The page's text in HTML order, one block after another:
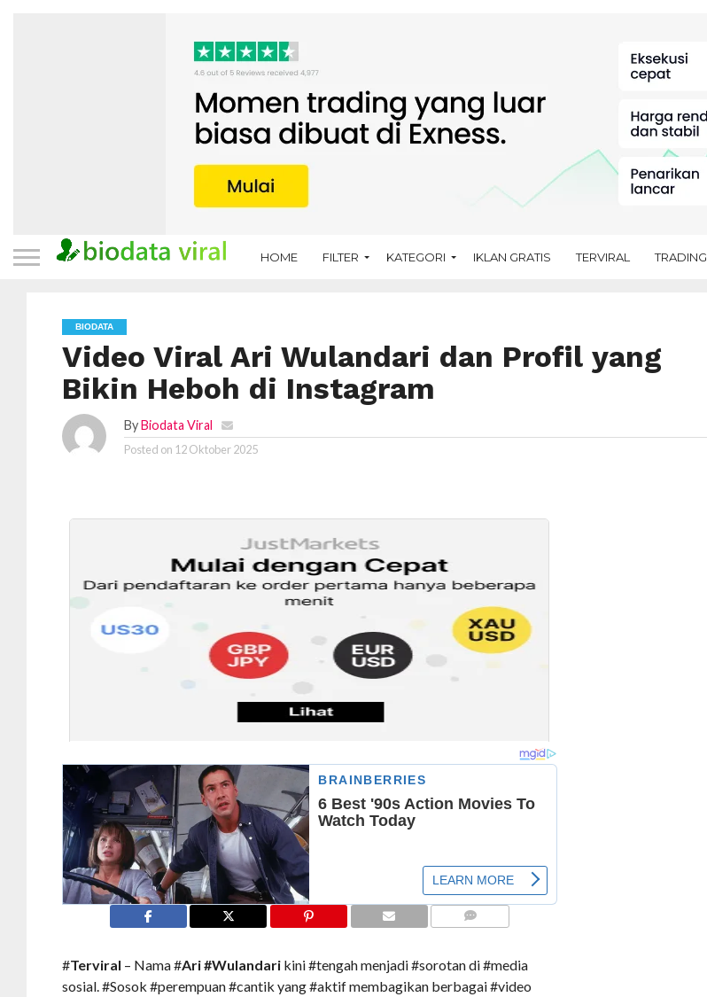
HOME FILTER KATEGORI IKLAN GRATIS TERVIRAL TRADING
BIODATA
Video Viral Ari Wulandari dan Profil yang
Bikin Heboh di Instagram
By Biodata Viral
Posted on 12 Oktober 2025
#Terviral – Nama #Ari #Wulandari kini #tengah menjadi #sorotan di #media
sosial. #Sosok #perempuan #cantik yang #aktif membagikan berbagai #video